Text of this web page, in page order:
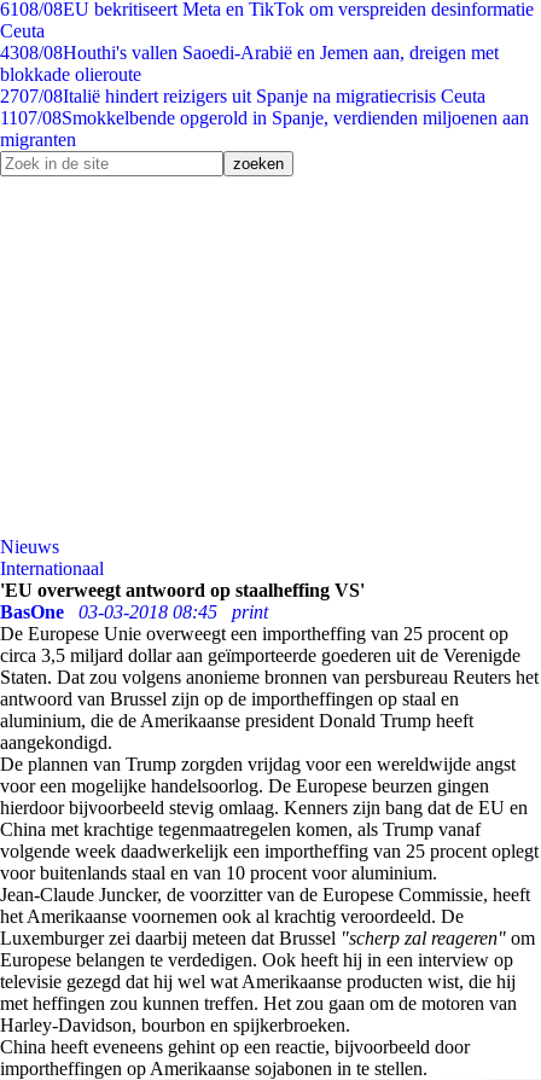
6108/08EU bekritiseert Meta en TikTok om verspreiden desinformatie
Ceuta
4308/08Houthi's vallen Saoedi-Arabië en Jemen aan, dreigen met
blokkade olieroute
2707/08Italië hindert reizigers uit Spanje na migratiecrisis Ceuta
1107/08Smokkelbende opgerold in Spanje, verdienden miljoenen aan
migranten
Nieuws
Internationaal
'EU overweegt antwoord op staalheffing VS'
BasOne
03-03-2018 08:45
print
De Europese Unie overweegt een importheffing van 25 procent op
circa 3,5 miljard dollar aan geïmporteerde goederen uit de Verenigde
Staten. Dat zou volgens anonieme bronnen van persbureau Reuters het
antwoord van Brussel zijn op de importheffingen op staal en
aluminium, die de Amerikaanse president Donald Trump heeft
aangekondigd.
De plannen van Trump zorgden vrijdag voor een wereldwijde angst
voor een mogelijke handelsoorlog. De Europese beurzen gingen
hierdoor bijvoorbeeld stevig omlaag. Kenners zijn bang dat de EU en
China met krachtige tegenmaatregelen komen, als Trump vanaf
volgende week daadwerkelijk een importheffing van 25 procent oplegt
voor buitenlands staal en van 10 procent voor aluminium.
Jean-Claude Juncker, de voorzitter van de Europese Commissie, heeft
het Amerikaanse voornemen ook al krachtig veroordeeld. De
Luxemburger zei daarbij meteen dat Brussel "scherp zal reageren" om
Europese belangen te verdedigen. Ook heeft hij in een interview op
televisie gezegd dat hij wel wat Amerikaanse producten wist, die hij
met heffingen zou kunnen treffen. Het zou gaan om de motoren van
Harley-Davidson, bourbon en spijkerbroeken.
China heeft eveneens gehint op een reactie, bijvoorbeeld door
importheffingen op Amerikaanse sojabonen in te stellen.